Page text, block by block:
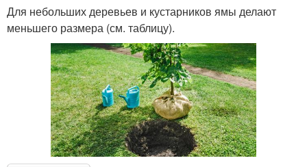
Для небольших деревьев и кустарников ямы делают
меньшего размера (см. таблицу).